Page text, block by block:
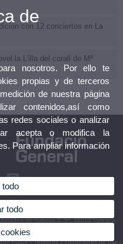
con 12 conciertos en La
L'illa del corall de Mª
de Saboya 4, 5ª, 46010 Valencia.
10 70
FGUV|Términos y condiciones de uso
de
nosotros. Por ello te
propias y de terceros
de nuestra página
contenidos,así como
redes sociales o analizar
acepta o modifica la
Para ampliar información
todo
todo